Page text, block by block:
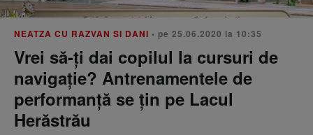
NEATZA CU RAZVAN SI DANI • pe 25.06.2020 la 10:35
Vrei să-ți dai copilul la cursuri de
navigație? Antrenamentele de
performanță se țin pe Lacul
Herăstrău